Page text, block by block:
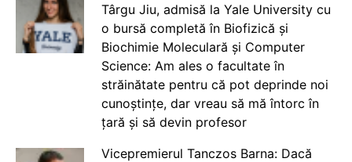
Târgu Jiu, admisă la Yale University cu
o bursă completă în Biofizică și
Biochimie Moleculară și Computer
Science: Am ales o facultate în
străinătate pentru că pot deprinde noi
cunoștințe, dar vreau să mă întorc în
țară și să devin profesor
Vicepremierul Tanczos Barna: Dacă